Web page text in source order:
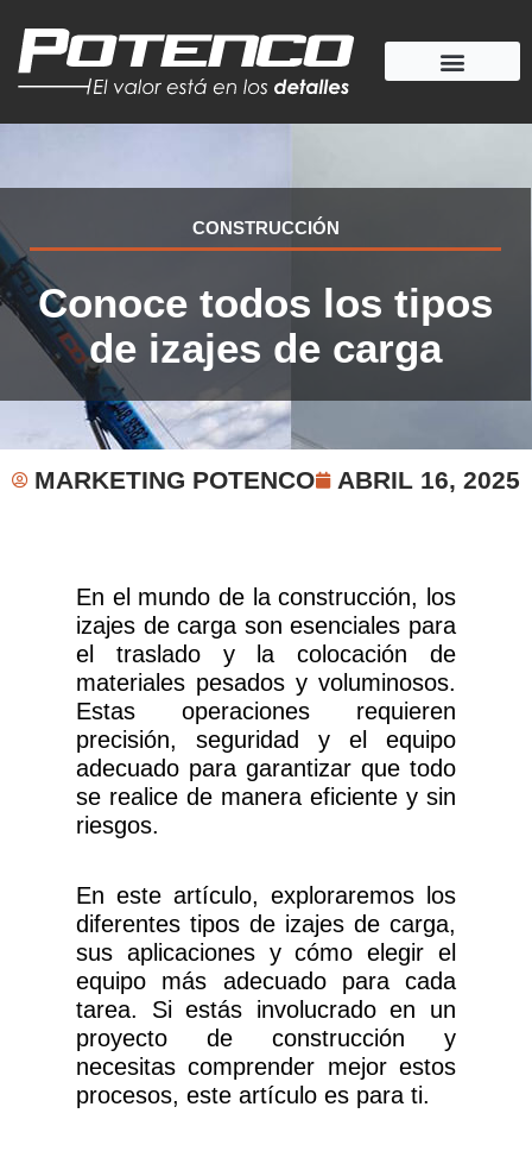
contenido
CONSTRUCCIÓN
Conoce todos los tipos
de izajes de carga
MARKETING POTENCO ABRIL 16, 2025
En el mundo de la construcción, los
izajes de carga son esenciales para
el traslado y la colocación de
materiales pesados y voluminosos.
Estas operaciones requieren
precisión, seguridad y el equipo
adecuado para garantizar que todo
se realice de manera eficiente y sin
riesgos.
En este artículo, exploraremos los
diferentes tipos de izajes de carga,
sus aplicaciones y cómo elegir el
equipo más adecuado para cada
tarea. Si estás involucrado en un
proyecto de construcción y
necesitas comprender mejor estos
procesos, este artículo es para ti.